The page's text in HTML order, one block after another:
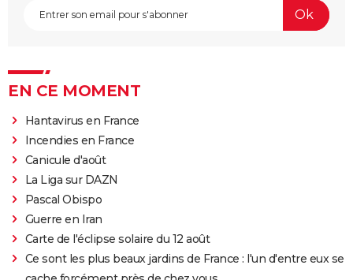
EN CE MOMENT
Hantavirus en France
Incendies en France
Canicule d'août
La Liga sur DAZN
Pascal Obispo
Guerre en Iran
Carte de l'éclipse solaire du 12 août
Ce sont les plus beaux jardins de France : l'un d'entre eux se